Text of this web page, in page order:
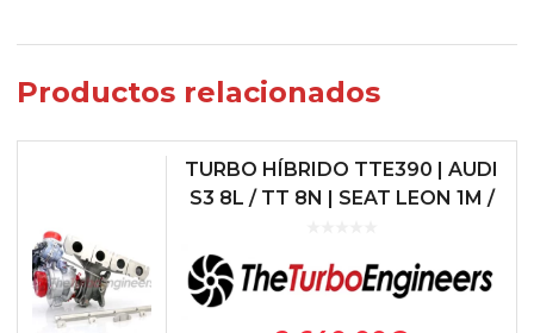
Productos relacionados
TURBO HÍBRIDO TTE390 | AUDI
S3 8L / TT 8N | SEAT LEON 1M /